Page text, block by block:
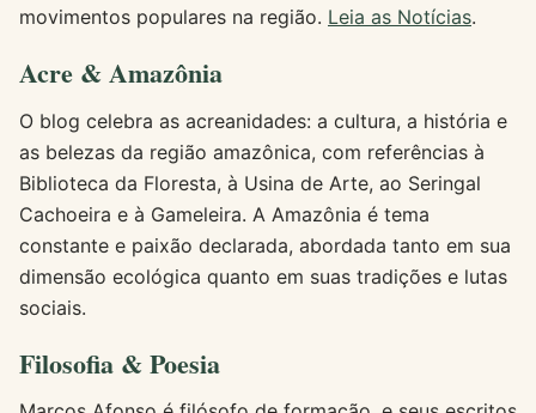
movimentos populares na região. Leia as Notícias.
Acre & Amazônia
O blog celebra as acreanidades: a cultura, a história e
as belezas da região amazônica, com referências à
Biblioteca da Floresta, à Usina de Arte, ao Seringal
Cachoeira e à Gameleira. A Amazônia é tema
constante e paixão declarada, abordada tanto em sua
dimensão ecológica quanto em suas tradições e lutas
sociais.
Filosofia & Poesia